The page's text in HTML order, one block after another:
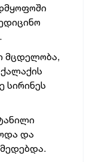
მცდელობა,
და